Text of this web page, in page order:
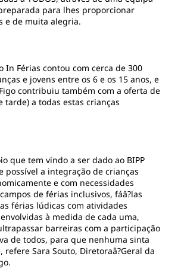
para lhes proporcionar
e de muita alegria.
In Férias contou com cerca de 300
e jovens entre os 6 e os 15 anos, e
contribuiu também com a oferta de
tarde) a todas estas crianças
que tem vindo a ser dado ao BIPP
possí­vel a integração de crianças
e com necessidades
de férias inclusivos, fáâ?las
férias lúdicas com atividades
à medida de cada uma,
barreiras com a participação
de todos, para que nenhuma sinta
Sara Souto, Diretoraâ?Geral da